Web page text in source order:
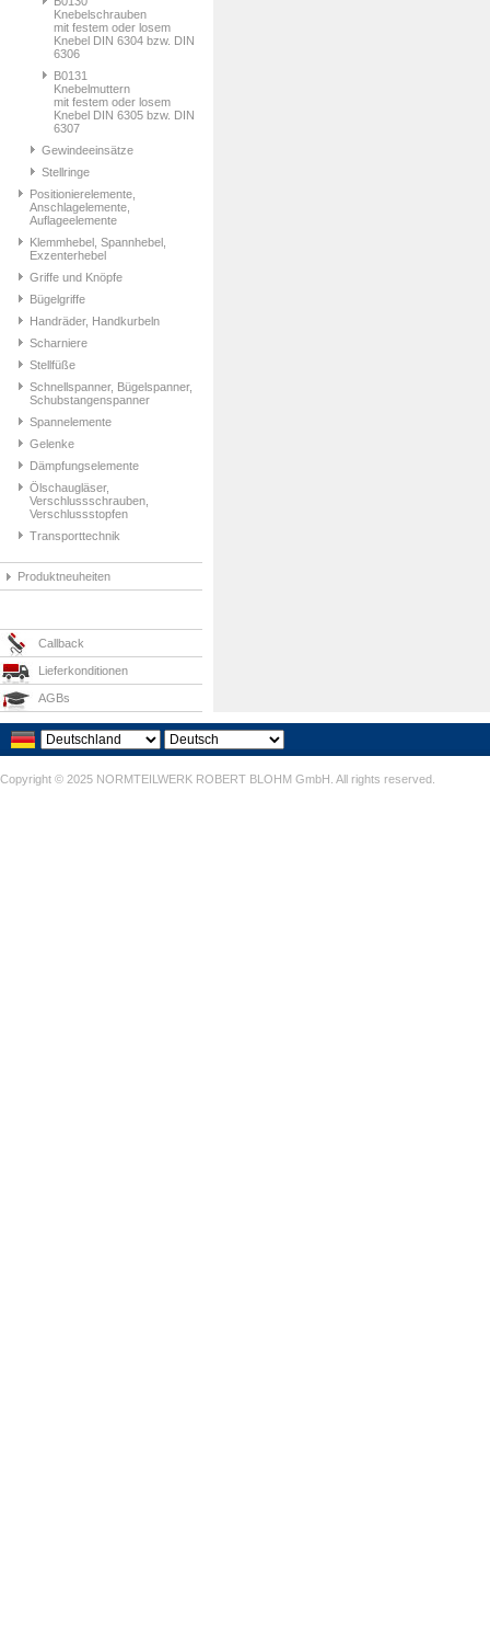
Knebelschrauben
mit festem oder losem
Knebel DIN 6304 bzw. DIN
6306
B0131
Knebelmuttern
mit festem oder losem
Knebel DIN 6305 bzw. DIN
6307
Gewindeeinsätze
Stellringe
Positionierelemente,
Anschlagelemente,
Auflageelemente
Klemmhebel, Spannhebel,
Exzenterhebel
Griffe und Knöpfe
Bügelgriffe
Handräder, Handkurbeln
Scharniere
Stellfüße
Schnellspanner, Bügelspanner,
Schubstangenspanner
Spannelemente
Gelenke
Dämpfungselemente
Ölschaugläser,
Verschlussschrauben,
Verschlussstopfen
Transporttechnik
Produktneuheiten
Callback
Lieferkonditionen
AGBs
Copyright © 2025 NORMTEILWERK ROBERT BLOHM GmbH. All rights reserved.